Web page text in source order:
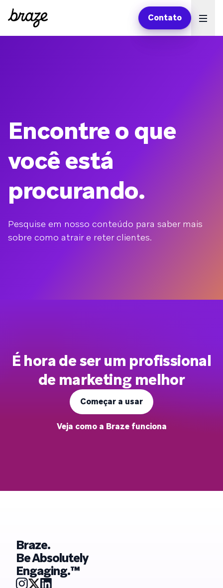
Contato
Encontre o que
você está
procurando.
Pesquise em nosso conteúdo para saber mais
sobre como atrair e reter clientes.
É hora de ser um profissional
de marketing melhor
Começar a usar
Veja como a Braze funciona
Braze.
Be Absolutely
Engaging.™